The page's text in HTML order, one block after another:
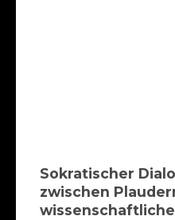
Sokratischer
zwischen